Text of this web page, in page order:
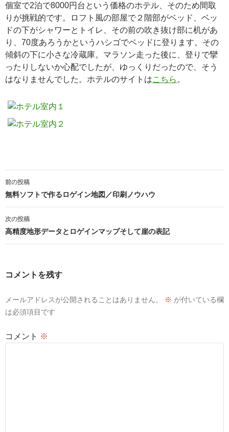
個室で2泊で8000円台という価格のホテル、そのため間取
りが挑戦的です。ロフト風の部屋で２階部がベッド、ベッ
ドの下がシャワーとトイレ、その前の吹き抜け部に机があ
り、70度あろうかというハシゴでベッドに登ります。その
傾斜の下に小さな冷蔵庫。マラソン走った後に、登りで攣
ったりしないか心配でしたが、ゆっくりだったので、そう
はなりませんでした。ホテルのサイトはこちら 。
投
稿
ナ
ビ
ョ
前の投稿
無料ソフトで作るロゲイン地図／印刷ノウハウ
次の投稿
高精度地形データとロゲインマップそして崖の表記
コメントを残す
メールアドレスが公開されることはありません。 ※ が付いている欄
は必須項目です
コメント ※